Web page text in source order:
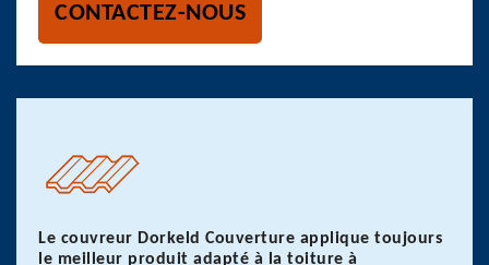
CONTACTEZ-NOUS
Le couvreur Dorkeld Couverture applique toujours
le meilleur produit adapté à la toiture à